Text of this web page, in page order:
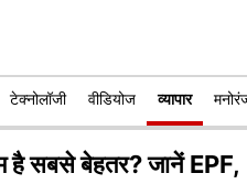
टेक्नोलॉजी वीडियोज व्यापार
है सबसे बेहतर? जानें EPF,